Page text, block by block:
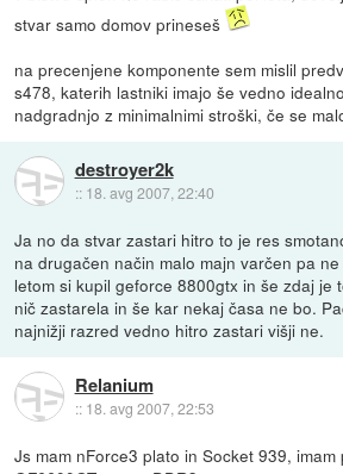
stvar samo domov prineseš
na precenjene komponente sem mislil
s478, katerih lastniki imajo še vedno
nadgradnjo z minimalnimi stroški, če se
destroyer2k
:: 18. avg 2007, 22:40
Ja no da stvar zastari hitro to je res
na drugačen način malo majn varčen pa
letom si kupil geforce 8800gtx in še zdaj je
nič zastarela in še kar nekaj časa ne bo.
najnižji razred vedno hitro zastari višji ne.
Relanium
:: 18. avg 2007, 22:53
Js mam nForce3 plato in Socket 939, imam